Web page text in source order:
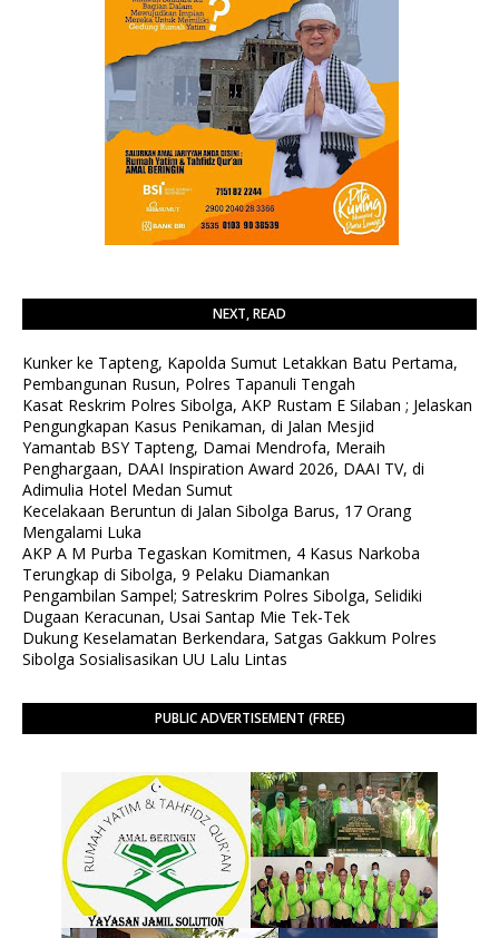
NEXT, READ
Kunker ke Tapteng, Kapolda Sumut Letakkan Batu Pertama,
Pembangunan Rusun, Polres Tapanuli Tengah
Kasat Reskrim Polres Sibolga, AKP Rustam E Silaban ; Jelaskan
Pengungkapan Kasus Penikaman, di Jalan Mesjid
Yamantab BSY Tapteng, Damai Mendrofa, Meraih
Penghargaan, DAAI Inspiration Award 2026, DAAI TV, di
Adimulia Hotel Medan Sumut
Kecelakaan Beruntun di Jalan Sibolga Barus, 17 Orang
Mengalami Luka
AKP A M Purba Tegaskan Komitmen, 4 Kasus Narkoba
Terungkap di Sibolga, 9 Pelaku Diamankan
Pengambilan Sampel; Satreskrim Polres Sibolga, Selidiki
Dugaan Keracunan, Usai Santap Mie Tek-Tek
Dukung Keselamatan Berkendara, Satgas Gakkum Polres
Sibolga Sosialisasikan UU Lalu Lintas
PUBLIC ADVERTISEMENT (FREE)